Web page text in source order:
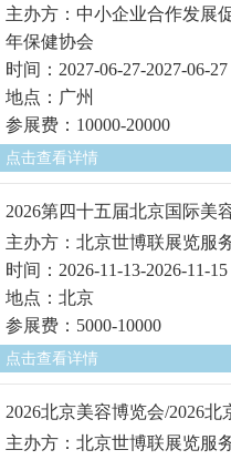
主办方：中小企业合作发展
年保健协会
时间：2027-06-27-2027-06-27
地点：广州
参展费：10000-20000
点击查看详情
2026第四十五届北京国际美
主办方：北京世博联展览服
时间：2026-11-13-2026-11-15
地点：北京
参展费：5000-10000
点击查看详情
2026北京美容博览会/2026北
主办方：北京世博联展览服